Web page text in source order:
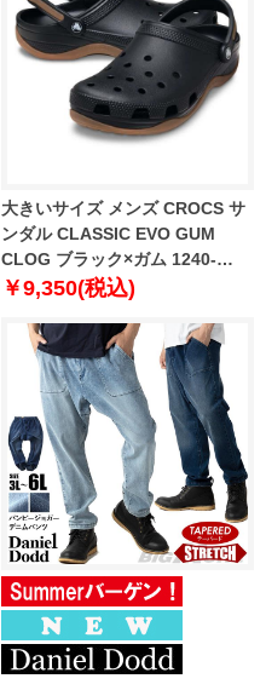
大きいサイズ メンズ CROCS サ
ンダル CLASSIC EVO GUM
CLOG ブラック×ガム 1240-
6316-2 M12 M13
￥9,350(税込)